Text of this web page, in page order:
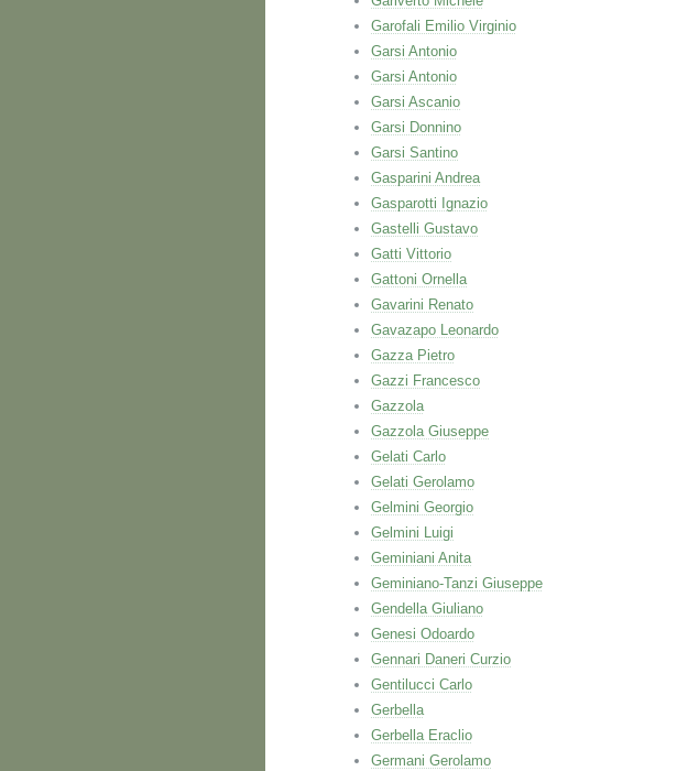
Garofali Emilio Virginio
Garsi Antonio
Garsi Antonio
Garsi Ascanio
Garsi Donnino
Garsi Santino
Gasparini Andrea
Gasparotti Ignazio
Gastelli Gustavo
Gatti Vittorio
Gattoni Ornella
Gavarini Renato
Gavazapo Leonardo
Gazza Pietro
Gazzi Francesco
Gazzola
Gazzola Giuseppe
Gelati Carlo
Gelati Gerolamo
Gelmini Georgio
Gelmini Luigi
Geminiani Anita
Geminiano-Tanzi Giuseppe
Gendella Giuliano
Genesi Odoardo
Gennari Daneri Curzio
Gentilucci Carlo
Gerbella
Gerbella Eraclio
Germani Gerolamo